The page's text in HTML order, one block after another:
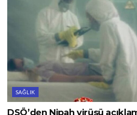
SAĞLIK
DSÖ’den Nipah virüsü